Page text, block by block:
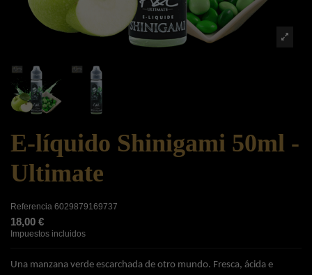
E-líquido Shinigami 50ml -
Ultimate
Referencia 6029879169737
18,00 €
Impuestos incluidos
Una manzana verde escarchada de otro mundo. Fresca, ácida e